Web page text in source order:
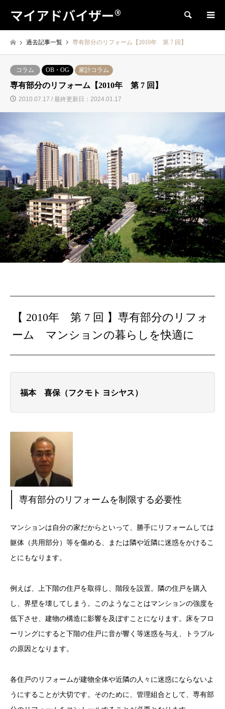
マイアドバイザー® 検索
過去記事一覧 専有部分のリフォーム【2010年 第 7 回】
コラム OB・OG 家計コラム
専有部分のリフォーム【2010年 第 7 回】
2010.07.17 / 最終更新日：2024.01.17
【 2010年 第 7 回 】専有部分のリフォ
ーム
マンションの暮らしを快適に
福本 喜保（フクモト ヨシヤス）
専有部分のリフォームを制限する必要性
マンションは自分の家だからといって、勝手にリフォームしては
躯体（共用部分）等を傷める、または隣や近隣に迷惑をかけるこ
とにもなります。
例えば、上下階の住戸を取得し、階段を設置。隣の住戸を購入
し、界壁を壊してしまう。このようなことはマンションの強度を
低下させ、建物の構造に影響を及ぼすことになります。床をフロ
ーリングにすると下階の住戸に音が響く等迷惑を与え、トラブル
の原因となります。
各住戸のリフォームが建物全体や近隣の人々に迷惑にならないよ
うにすることが大切です。そのために、管理組合として、専有部